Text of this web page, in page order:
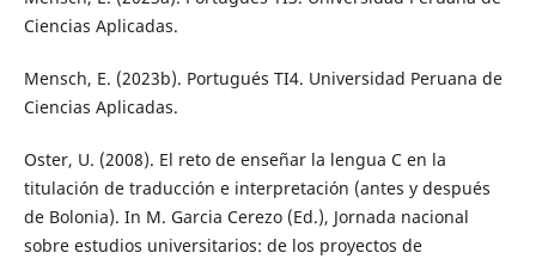
Ciencias Aplicadas.
Mensch, E. (2023b). Portugués TI4. Universidad Peruana de
Ciencias Aplicadas.
Oster, U. (2008). El reto de enseñar la lengua C en la
titulación de traducción e interpretación (antes y después
de Bolonia). In M. Garcia Cerezo (Ed.), Jornada nacional
sobre estudios universitarios: de los proyectos de